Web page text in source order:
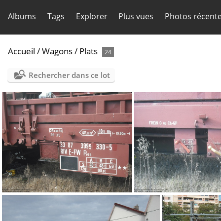
Albums Tags Explorer Plus vues Photos
Accueil /Wagons/ Plats 24
Rechercher dans ce lot